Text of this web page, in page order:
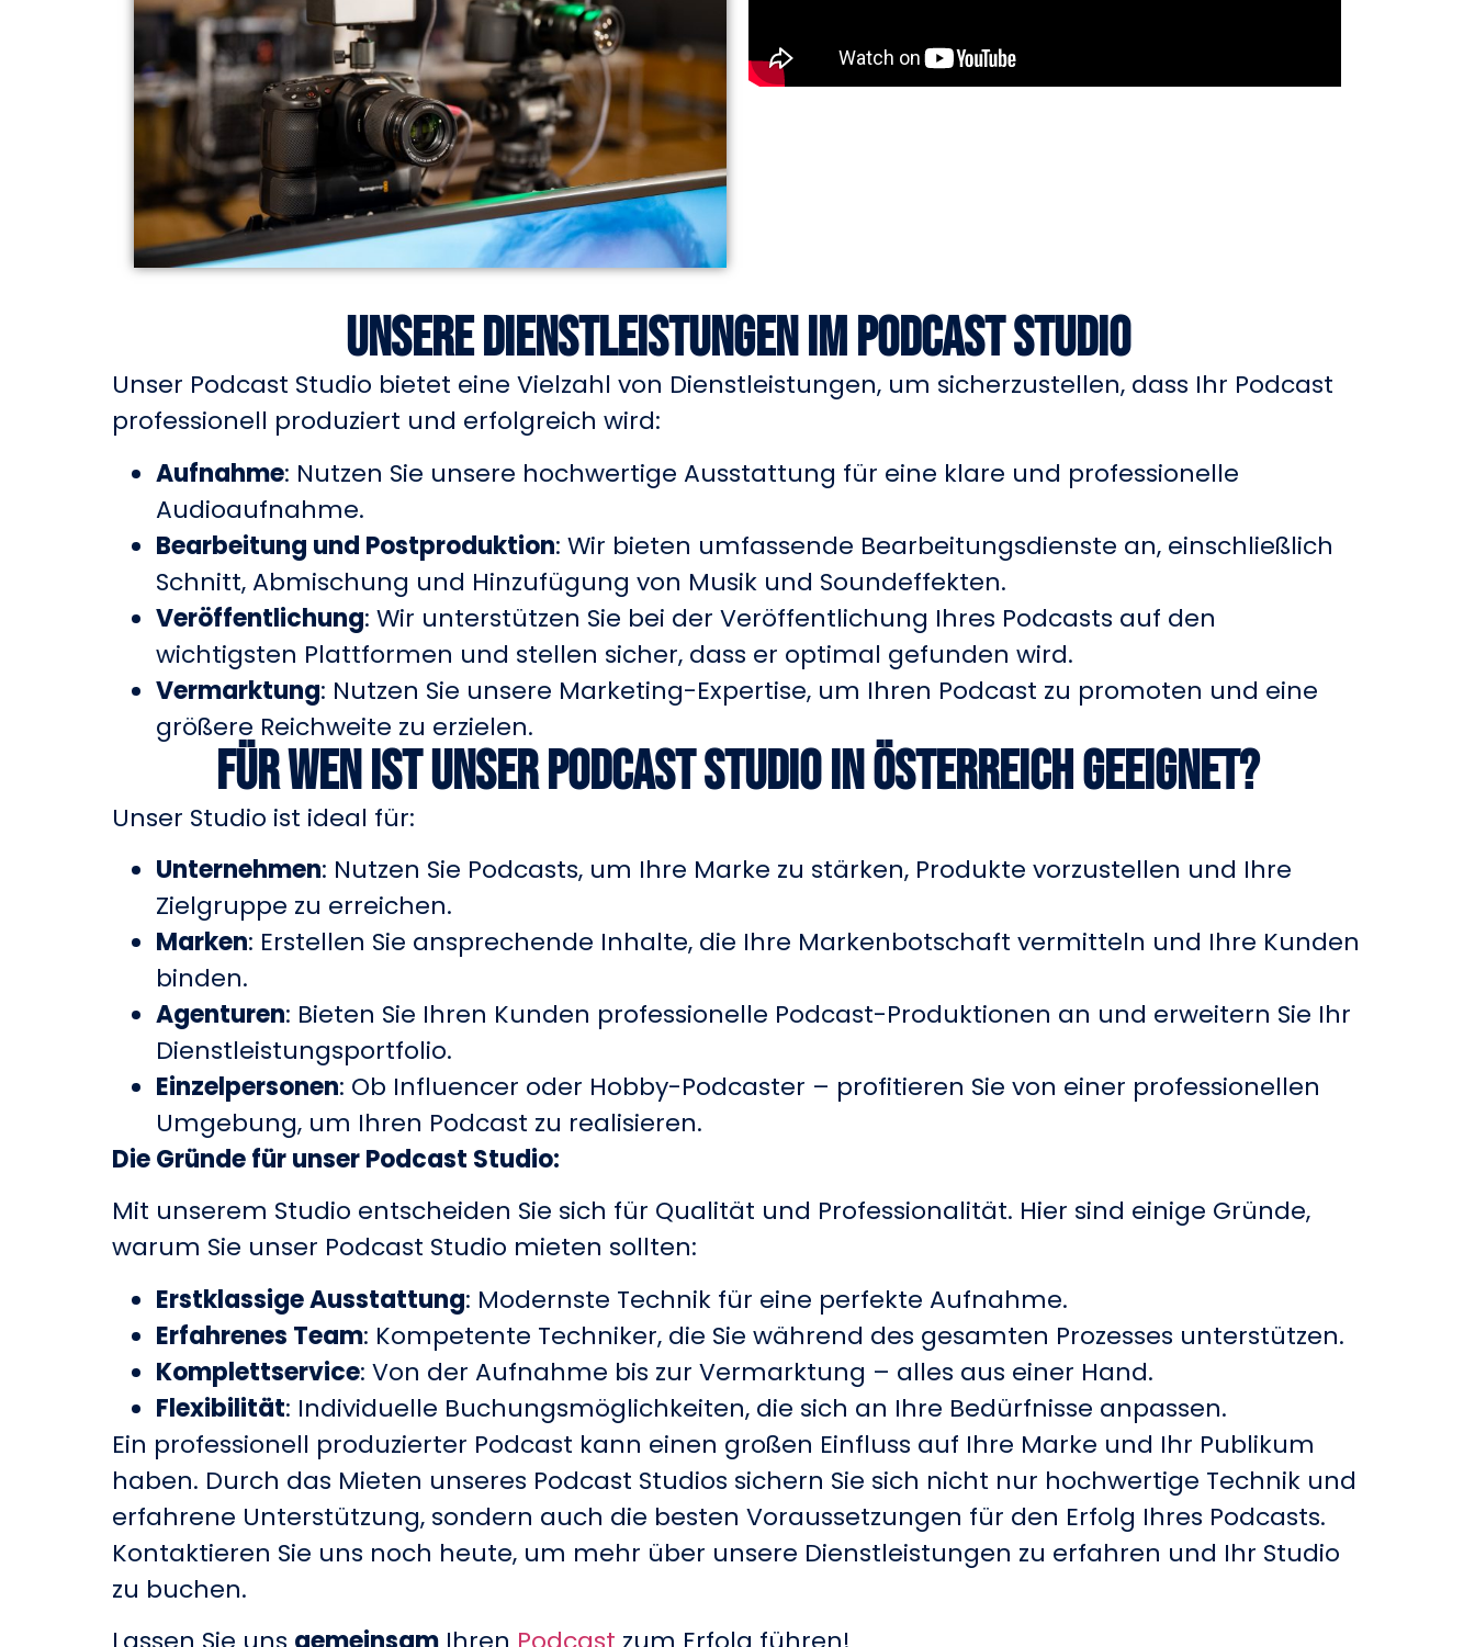
Unsere Dienstleistungen im Podcast Studio
Unser Podcast Studio bietet eine Vielzahl von Dienstleistungen, um sicherzustellen, dass Ihr Podcast
professionell produziert und erfolgreich wird:
Aufnahme: Nutzen Sie unsere hochwertige Ausstattung für eine klare und professionelle
Audioaufnahme.
Bearbeitung und Postproduktion: Wir bieten umfassende Bearbeitungsdienste an, einschließlich
Schnitt, Abmischung und Hinzufügung von Musik und Soundeffekten.
Veröffentlichung: Wir unterstützen Sie bei der Veröffentlichung Ihres Podcasts auf den
wichtigsten Plattformen und stellen sicher, dass er optimal gefunden wird.
Vermarktung: Nutzen Sie unsere Marketing-Expertise, um Ihren Podcast zu promoten und eine
größere Reichweite zu erzielen.
Für wen ist unser Podcast Studio in Österreich geeignet?
Unser Studio ist ideal für:
Unternehmen: Nutzen Sie Podcasts, um Ihre Marke zu stärken, Produkte vorzustellen und Ihre
Zielgruppe zu erreichen.
Marken: Erstellen Sie ansprechende Inhalte, die Ihre Markenbotschaft vermitteln und Ihre Kunden
binden.
Agenturen: Bieten Sie Ihren Kunden professionelle Podcast-Produktionen an und erweitern Sie Ihr
Dienstleistungsportfolio.
Einzelpersonen: Ob Influencer oder Hobby-Podcaster – profitieren Sie von einer professionellen
Umgebung, um Ihren Podcast zu realisieren.
Die Gründe für unser Podcast Studio:
Mit unserem Studio entscheiden Sie sich für Qualität und Professionalität. Hier sind einige Gründe,
warum Sie unser Podcast Studio mieten sollten:
Erstklassige Ausstattung: Modernste Technik für eine perfekte Aufnahme.
Erfahrenes Team: Kompetente Techniker, die Sie während des gesamten Prozesses unterstützen.
Komplettservice: Von der Aufnahme bis zur Vermarktung – alles aus einer Hand.
Flexibilität: Individuelle Buchungsmöglichkeiten, die sich an Ihre Bedürfnisse anpassen.
Ein professionell produzierter Podcast kann einen großen Einfluss auf Ihre Marke und Ihr Publikum
haben. Durch das Mieten unseres Podcast Studios sichern Sie sich nicht nur hochwertige Technik und
erfahrene Unterstützung, sondern auch die besten Voraussetzungen für den Erfolg Ihres Podcasts.
Kontaktieren Sie uns noch heute, um mehr über unsere Dienstleistungen zu erfahren und Ihr Studio
zu buchen.